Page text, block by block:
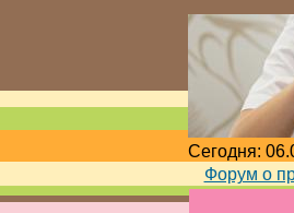
Сегодня:
Форум о